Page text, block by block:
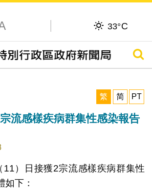
33°C
搜尋
繁
简 PT
流感樣疾病群集性感染報告
11）日接獲2宗流感樣疾病群集性
如下：